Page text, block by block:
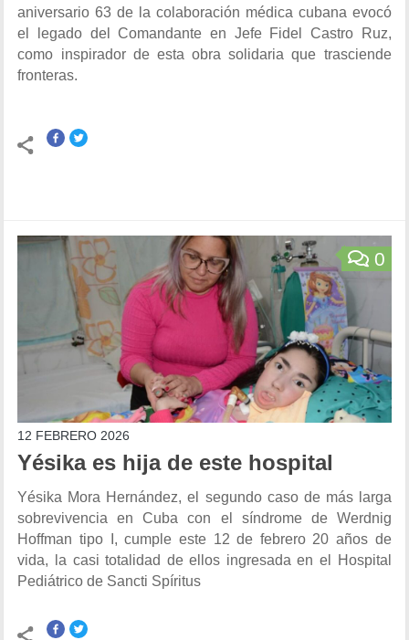
aniversario 63 de la colaboración médica cubana evocó
el legado del Comandante en Jefe Fidel Castro Ruz,
como inspirador de esta obra solidaria que trasciende
fronteras.
0
12 FEBRERO 2026
Yésika es hija de este hospital
Yésika Mora Hernández, el segundo caso de más larga
sobrevivencia en Cuba con el síndrome de Werdnig
Hoffman tipo I, cumple este 12 de febrero 20 años de
vida, la casi totalidad de ellos ingresada en el Hospital
Pediátrico de Sancti Spíritus